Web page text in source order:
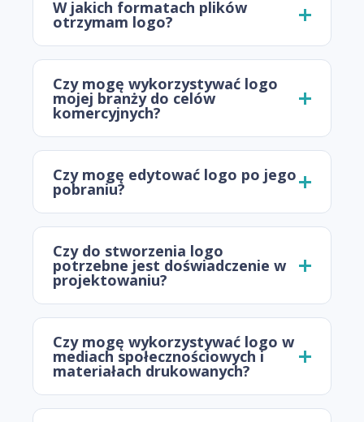
W jakich formatach plików
otrzymam logo?
Czy mogę wykorzystywać logo
mojej branży do celów
komercyjnych?
Czy mogę edytować logo po jego
pobraniu?
Czy do stworzenia logo
potrzebne jest doświadczenie w
projektowaniu?
Czy mogę wykorzystywać logo w
mediach społecznościowych i
materiałach drukowanych?